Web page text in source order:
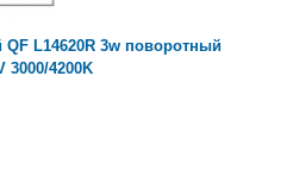
L14620R 3w поворотный
3000/4200K